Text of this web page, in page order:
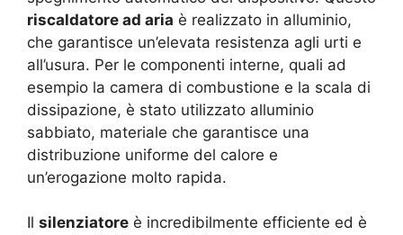
riscaldatore ad aria è realizzato in alluminio,
che garantisce un’elevata resistenza agli urti e
all’usura. Per le componenti interne, quali ad
esempio la camera di combustione e la scala di
dissipazione, è stato utilizzato alluminio
sabbiato, materiale che garantisce una
distribuzione uniforme del calore e
un’erogazione molto rapida.
Il silenziatore è incredibilmente efficiente ed è